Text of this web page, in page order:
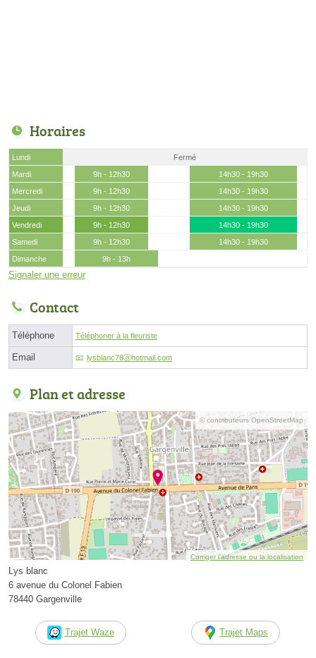
Horaires
Lundi
Fermé
Mardi
9h - 12h30
14h30 - 19h30
Mercredi
9h - 12h30
14h30 - 19h30
Jeudi
9h - 12h30
14h30 - 19h30
Vendredi
9h - 12h30
14h30 - 19h30
Samedi
9h - 12h30
14h30 - 19h30
Dimanche
9h - 13h
Signaler une erreur
Contact
Téléphone Téléphoner à la fleuriste
Email lysblanc78ⓐhotmail.com
Plan et adresse
© contributeurs OpenStreetMap
Corriger l’adresse ou la localisation
Lys blanc
6 avenue du Colonel Fabien
78440 Gargenville
Trajet Waze Trajet Maps